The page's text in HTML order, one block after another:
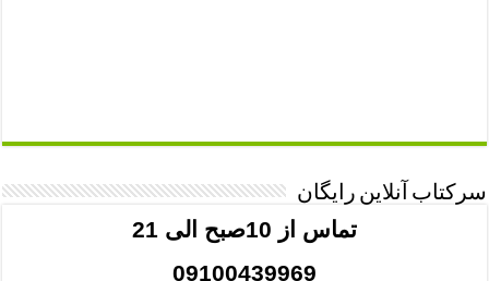
سرکتاب آنلاین رایگان
تماس از 10صبح الی 21
09100439969